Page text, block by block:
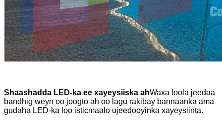
Shaashadda LED-ka ee xayeysiiska ahWaxa loola jeedaa
bandhig weyn oo joogto ah oo lagu rakibay bannaanka ama
gudaha LED-ka loo isticmaalo ujeedooyinka xayeysiinta.